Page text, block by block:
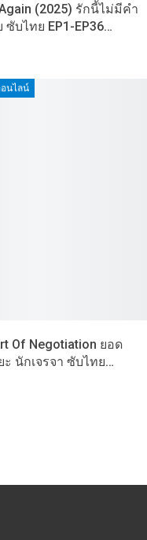
(2025) รักนี้ไม่มีคำ
ซับไทย EP1-EP36…
นไลน์
Of Negotiation ยอด
ะ นักเจรจา ซับไทย…